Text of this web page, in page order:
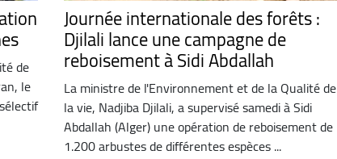
de
le
Journée internationale des forêts :
Djilali lance une campagne de
reboisement à Sidi Abdallah
La ministre de l'Environnement et de la Qualité de
la vie, Nadjiba Djilali, a supervisé samedi à Sidi
Abdallah (Alger) une opération de reboisement de
1.200 arbustes de différentes espèces ...